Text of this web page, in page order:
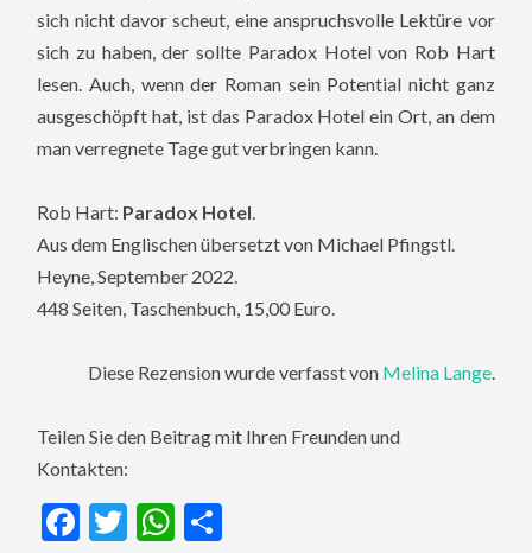
sich nicht davor scheut, eine anspruchsvolle Lektüre vor
sich zu haben, der sollte Paradox Hotel von Rob Hart
lesen. Auch, wenn der Roman sein Potential nicht ganz
ausgeschöpft hat, ist das Paradox Hotel ein Ort, an dem
man verregnete Tage gut verbringen kann.
Rob Hart: Paradox Hotel.
Aus dem Englischen übersetzt von Michael Pfingstl.
Heyne, September 2022.
448 Seiten, Taschenbuch, 15,00 Euro.
Diese Rezension wurde verfasst von Melina Lange.
Teilen Sie den Beitrag mit Ihren Freunden und
Kontakten:
Facebook
TwitterWhatsApp